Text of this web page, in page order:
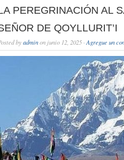
PEREGRINACIÓN AL
DE QOYLLURIT’I
byadminon junio 12, 2025 · Agregue un